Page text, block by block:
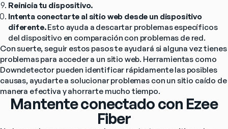
Reinicia tu dispositivo.
Intenta conectarte al sitio web desde un dispositivo
diferente. Esto ayuda a descartar problemas específicos
del dispositivo en comparación con problemas de red.
Con suerte, seguir estos pasos te ayudará si alguna vez tienes
problemas para acceder a un sitio web. Herramientas como
Downdetector pueden identificar rápidamente las posibles
causas, ayudarte a solucionar problemas con un sitio caído de
manera efectiva y ahorrarte mucho tiempo.
Mantente conectado con Ezee
Fiber